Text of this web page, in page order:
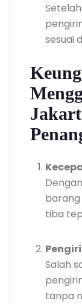
sesuai
tiba
Salah
tanpa